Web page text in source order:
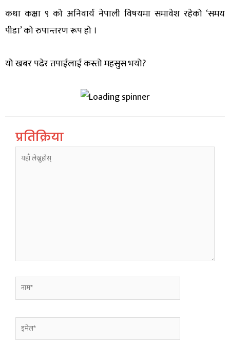
कथा कक्षा ९ को अनिवार्य नेपाली विषयमा समावेश रहेको ‘समय
पीडा’ को रुपान्तरण रूप हो ।
यो खबर पढेर तपाईलाई कस्तो महसुस भयो?
प्रतिक्रिया